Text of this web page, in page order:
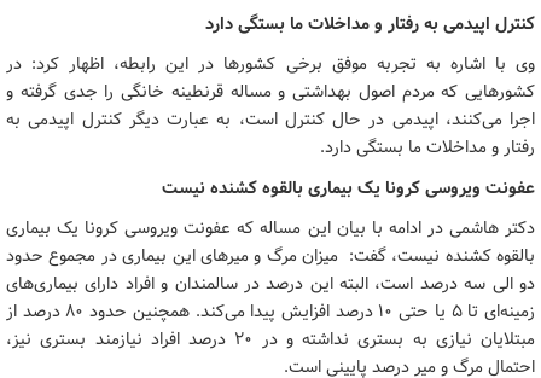
کنترل اپیدمی به رفتار و مداخلات ما بستگی دارد
وی با اشاره به تجربه موفق برخی کشورها در این رابطه، اظهار کرد: در
کشورهایی که مردم اصول بهداشتی و مساله قرنطینه خانگی را جدی گرفته و
اجرا می‌کنند، اپیدمی در حال کنترل است، به عبارت دیگر کنترل اپیدمی به
رفتار و مداخلات ما بستگی دارد.
عفونت ویروسی کرونا یک بیماری بالقوه کشنده نیست
دکتر هاشمی در ادامه با بیان این مساله که عفونت ویروسی کرونا یک بیماری
بالقوه کشنده نیست، گفت: میزان مرگ و میرهای این بیماری در مجموع حدود
دو الی سه درصد است، البته این درصد در سالمندان و افراد دارای بیماری‌های
زمینه‌ای تا ۵ یا حتی ۱۰ درصد افزایش پیدا می‌کند. همچنین حدود ۸۰ درصد از
مبتلایان نیازی به بستری نداشته و در 20 درصد افراد نیازمند بستری نیز،
احتمال مرگ و میر درصد پایینی است.